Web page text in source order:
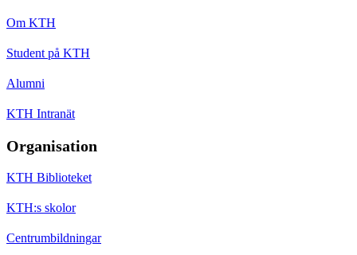
Om KTH
Student på KTH
Alumni
KTH Intranät
Organisation
KTH Biblioteket
KTH:s skolor
Centrumbildningar